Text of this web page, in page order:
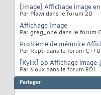
[Image] Affichage image
Par Plawi dans le forum 2D
Affichage Image
Par greg_one dans le forum
Problème de mémoire
Par Repti dans le forum
[Kylix] pb Affichage image
Par sioux dans le forum EDI
Partager